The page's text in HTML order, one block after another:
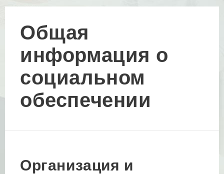
Общая
информация о
социальном
обеспечении
Организация и